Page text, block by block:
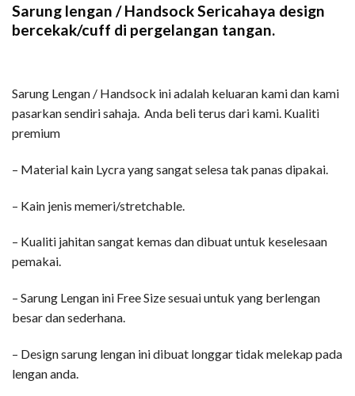
Sarung lengan / Handsock Sericahaya design
bercekak/cuff di pergelangan tangan.
Sarung Lengan / Handsock ini adalah keluaran kami dan kami
pasarkan sendiri sahaja. Anda beli terus dari kami. Kualiti
premium
– Material kain Lycra yang sangat selesa tak panas dipakai.
– Kain jenis memeri/stretchable.
– Kualiti jahitan sangat kemas dan dibuat untuk keselesaan
pemakai.
– Sarung Lengan ini Free Size sesuai untuk yang berlengan
besar dan sederhana.
– Design sarung lengan ini dibuat longgar tidak melekap pada
lengan anda.